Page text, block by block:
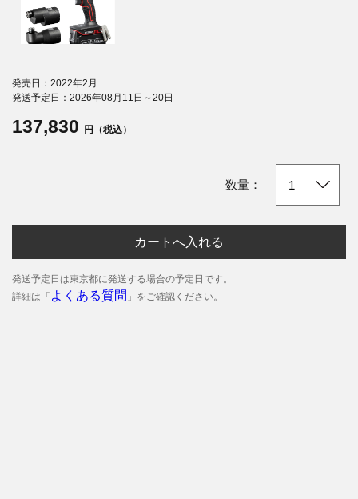
発売日：2022年2月
発送予定日：2026年08月11日～20日
137,830 円（税込）
数量：
カートへ入れる
発送予定日は東京都に発送する場合の予定日です。
詳細は「 よくある質問 」をご確認ください。